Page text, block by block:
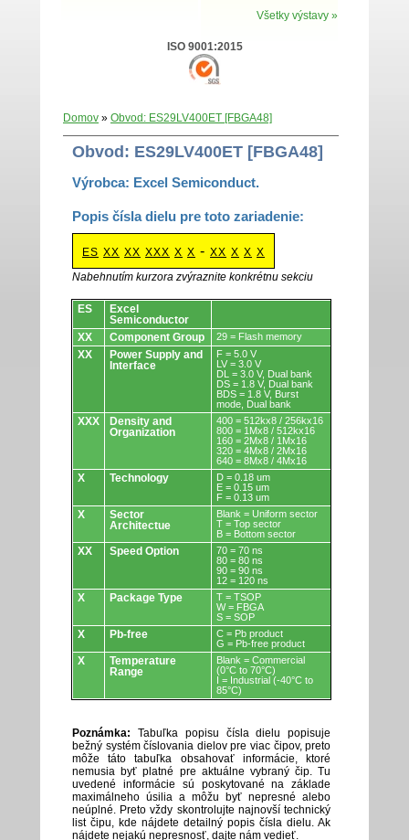
Všetky výstavy »
ISO 9001:2015
Domov » Obvod: ES29LV400ET [FBGA48]
Obvod: ES29LV400ET [FBGA48]
Výrobca: Excel Semiconduct.
Popis čísla dielu pre toto zariadenie:
ES XX XX XXX X X - XX X X X
Nabehnutím kurzora zvýraznite konkrétnu sekciu
Obvody.
ES
Excel
Semiconductor
XX
Component Group 29 = Flash memory
XX
Power Supply and
Interface
F = 5.0 V
LV = 3.0 V
DL = 3.0 V, Dual bank
DS = 1.8 V, Dual bank
BDS = 1.8 V, Burst
mode, Dual bank
XXX
Density and
Organization
400 = 512kx8 / 256kx16
800 = 1Mx8 / 512kx16
160 = 2Mx8 / 1Mx16
320 = 4Mx8 / 2Mx16
640 = 8Mx8 / 4Mx16
X Technology
D = 0.18 um
E = 0.15 um
F = 0.13 um
X
Sector
Architectue
Blank = Uniform sector
T = Top sector
B = Bottom sector
XX Speed Option
70 = 70 ns
80 = 80 ns
90 = 90 ns
12 = 120 ns
X Package Type
T = TSOP
W = FBGA
S = SOP
X Pb-free
C = Pb product
G = Pb-free product
X
Temperature
Range
Blank = Commercial
(0°C to 70°C)
I = Industrial (-40°C to
85°C)
Poznámka: Tabuľka popisu čísla dielu popisuje
bežný systém číslovania dielov pre viac čipov, preto
môže táto tabuľka obsahovať informácie, ktoré
nemusia byť platné pre aktuálne vybraný čip. Tu
uvedené informácie sú poskytované na základe
maximálneho úsilia a môžu byť nepresné alebo
neúplné. Preto vždy skontrolujte najnovší technický
list čipu, kde nájdete detailný popis čísla dielu. Ak
nájdete nejakú nepresnosť, dajte nám vedieť.